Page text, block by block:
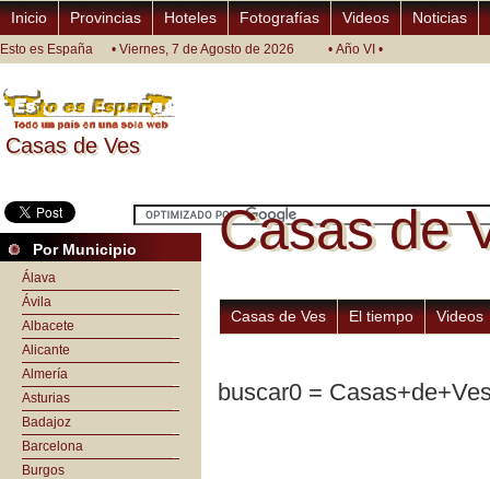
Casas de Ves
Casas de Ves
Inicio Provincias Hoteles Fotografías Videos Noticias
Esto es España • Viernes, 7 de Agosto de 2026 • Año VI •
Por Municipio
Álava
Ávila
Albacete
Alicante
Almería
Asturias
Badajoz
Barcelona
Burgos
Casas de
Casas de
Casas de Ves El tiempo Videos
buscar0 =